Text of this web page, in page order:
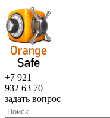
+7 921
932 63 70
задать вопрос